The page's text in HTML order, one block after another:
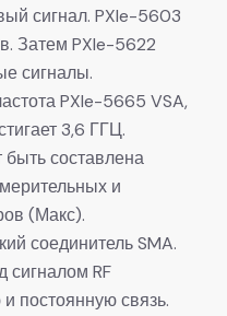
сигнал. PXIe-5603
Затем PXIe-5622
сигналы.
PXIe-5665 VSA,
3,6 ГГЦ.
составлена
и
(Макс).
соединитель SMA.
сигналом RF
постоянную связь.